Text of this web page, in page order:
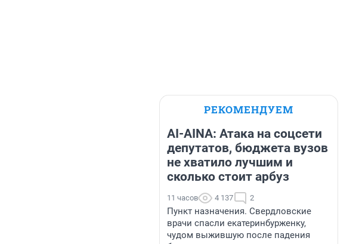
РЕКОМЕНДУЕМ
AI-AINA: Атака на соцсети
депутатов, бюджета вузов
не хватило лучшим и
сколько стоит арбуз
11 часов 4 137 2
Пункт назначения. Свердловские
врачи спасли екатеринбурженку,
чудом выжившую после падения